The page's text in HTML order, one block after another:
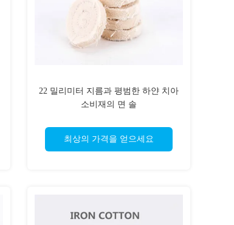
22 밀리미터 지름과 평범한 하얀 치아
소비재의 면 솔
최상의 가격을 얻으세요